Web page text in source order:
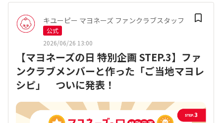
キユーピー マヨネーズ ファンクラブスタッフ
公式
2026/06/26 13:00
【マヨネーズの日 特別企画 STEP.3】ファ
ンクラブメンバーと作った「ご当地マヨレ
シピ」 ついに発表！